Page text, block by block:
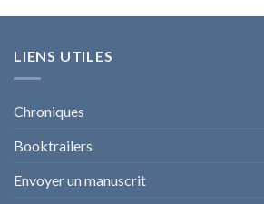
LIENS UTILES
Chroniques
Booktrailers
Envoyer un manuscrit